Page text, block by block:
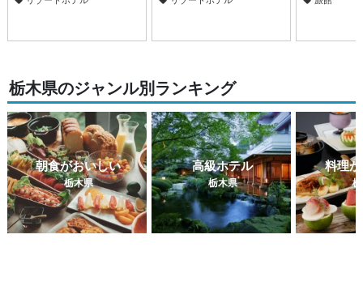
栃木県のジャンル別ランキング
朝食がおいしい
栃木県
高級ホテル
栃木県
料理